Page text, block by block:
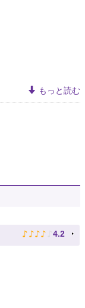
もっと読む
♪ ♪ ♪ ♪ ♪ 4.2